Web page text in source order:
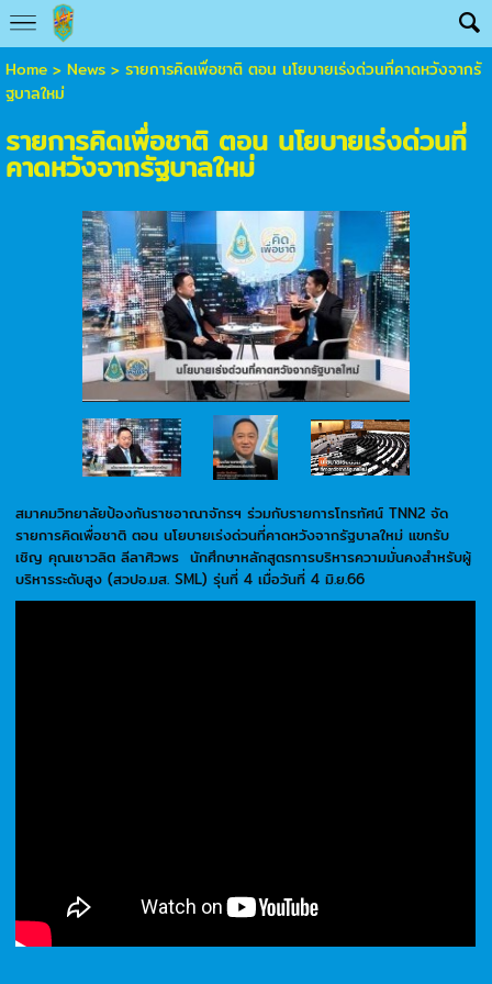
Home> News> รายการคิดเพื่อชาติ ตอน นโยบายเร่งด่วนที่คาดหวังจากรั
ฐบาลใหม่
รายการคิดเพื่อชาติ ตอน นโยบายเร่งด่วนที่
คาดหวังจากรัฐบาลใหม่
สมาคมวิทยาลัยป้องกันราชอาณาจักรฯ ร่วมกับรายการโทรทัศน์ TNN2 จัด
รายการคิดเพื่อชาติ ตอน นโยบายเร่งด่วนที่คาดหวังจากรัฐบาลใหม่ แขกรับ
เชิญ คุณเชาวลิต ลีลาศิวพร นักศึกษาหลักสูตรการบริหารความมั่นคงสำหรับผู้
บริหารระดับสูง (สวปอ.มส. SML) รุ่นที่ 4 เมื่อวันที่ 4 มิ.ย.66